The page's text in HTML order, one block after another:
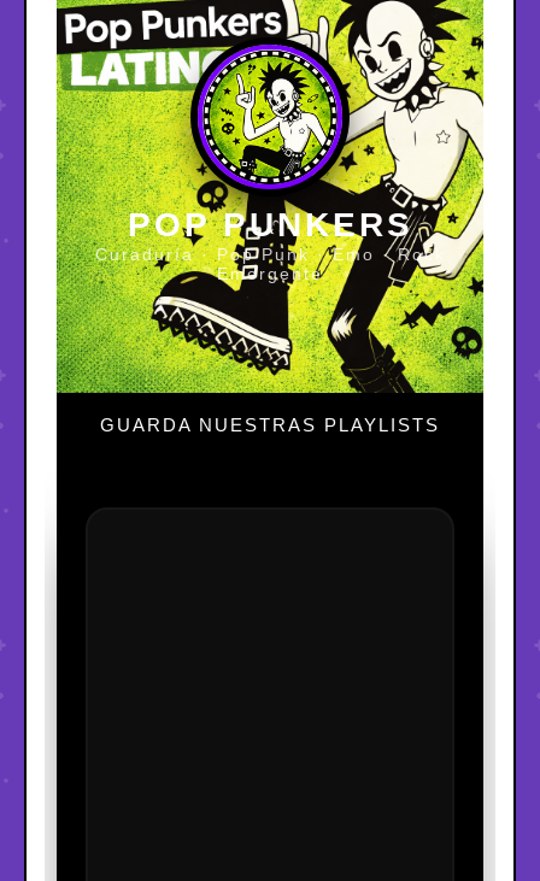
POP PUNKERS
Curaduría · Pop Punk · Emo · Rock
Emergente
GUARDA NUESTRAS PLAYLISTS